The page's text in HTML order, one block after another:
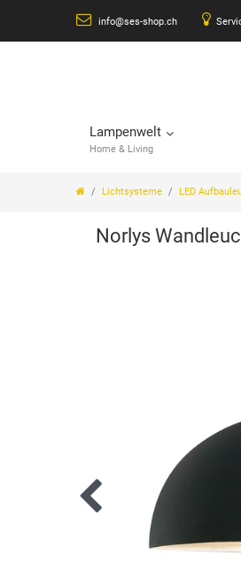
info@ses-shop.ch
Lampenwelt
Home & Living
Lichtsysteme LED
Norlys